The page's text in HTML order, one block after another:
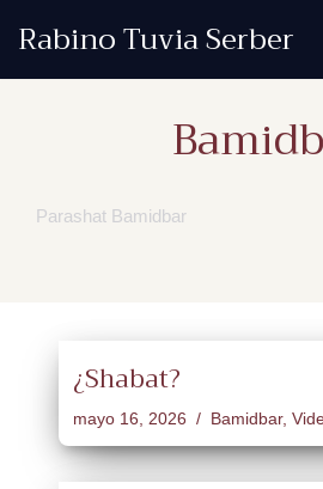
Rabino Tuvia Serber
Parashat Bamidbar
¿Shabat?
mayo 16, 2026 Bamidbar,